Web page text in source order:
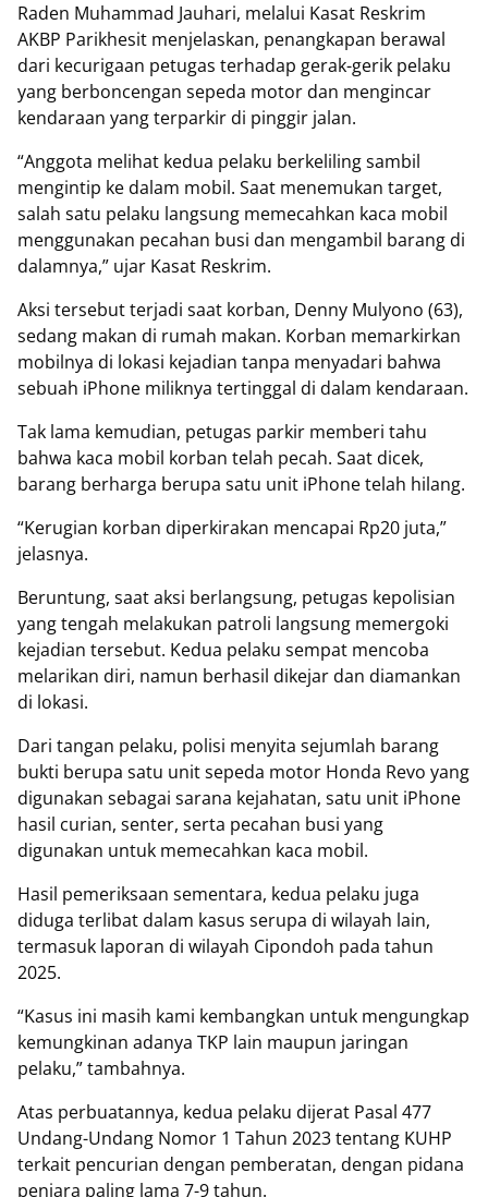
Raden Muhammad Jauhari, melalui Kasat Reskrim
AKBP Parikhesit menjelaskan, penangkapan berawal
dari kecurigaan petugas terhadap gerak-gerik pelaku
yang berboncengan sepeda motor dan mengincar
kendaraan yang terparkir di pinggir jalan.
“Anggota melihat kedua pelaku berkeliling sambil
mengintip ke dalam mobil. Saat menemukan target,
salah satu pelaku langsung memecahkan kaca mobil
menggunakan pecahan busi dan mengambil barang di
dalamnya,” ujar Kasat Reskrim.
Aksi tersebut terjadi saat korban, Denny Mulyono (63),
sedang makan di rumah makan. Korban memarkirkan
mobilnya di lokasi kejadian tanpa menyadari bahwa
sebuah iPhone miliknya tertinggal di dalam kendaraan.
Tak lama kemudian, petugas parkir memberi tahu
bahwa kaca mobil korban telah pecah. Saat dicek,
barang berharga berupa satu unit iPhone telah hilang.
“Kerugian korban diperkirakan mencapai Rp20 juta,”
jelasnya.
Beruntung, saat aksi berlangsung, petugas kepolisian
yang tengah melakukan patroli langsung memergoki
kejadian tersebut. Kedua pelaku sempat mencoba
melarikan diri, namun berhasil dikejar dan diamankan
di lokasi.
Dari tangan pelaku, polisi menyita sejumlah barang
bukti berupa satu unit sepeda motor Honda Revo yang
digunakan sebagai sarana kejahatan, satu unit iPhone
hasil curian, senter, serta pecahan busi yang
digunakan untuk memecahkan kaca mobil.
Hasil pemeriksaan sementara, kedua pelaku juga
diduga terlibat dalam kasus serupa di wilayah lain,
termasuk laporan di wilayah Cipondoh pada tahun
2025.
“Kasus ini masih kami kembangkan untuk mengungkap
kemungkinan adanya TKP lain maupun jaringan
pelaku,” tambahnya.
Atas perbuatannya, kedua pelaku dijerat Pasal 477
Undang-Undang Nomor 1 Tahun 2023 tentang KUHP
terkait pencurian dengan pemberatan, dengan pidana
penjara paling lama 7-9 tahun.